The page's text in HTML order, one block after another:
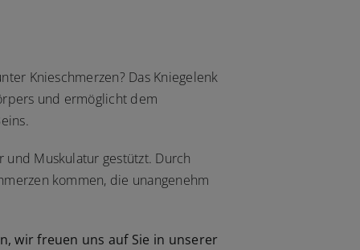
Knieschmerzen? Das Kniegelenk
und ermöglicht dem
und Muskulatur gestützt. Durch
kommen, die unangenehm
wir freuen uns auf Sie in unserer